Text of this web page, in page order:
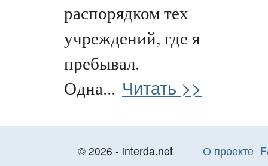
распорядком тех
учреждений, где я
пребывал.
Одна... Читать >>
© 2026 - interda.net О проекте